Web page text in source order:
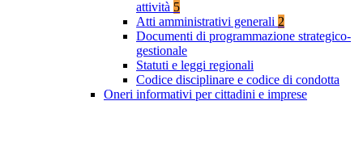
attività 5
Atti amministrativi generali 2
Documenti di programmazione strategico-
gestionale
Statuti e leggi regionali
Codice disciplinare e codice di condotta
Oneri informativi per cittadini e imprese